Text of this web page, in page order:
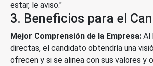
estar, le aviso."
3. Beneficios para el
Mejor Comprensión de la Empresa: Al
directas, el candidato obtendría una
ofrecen y si se alinea con sus valores y